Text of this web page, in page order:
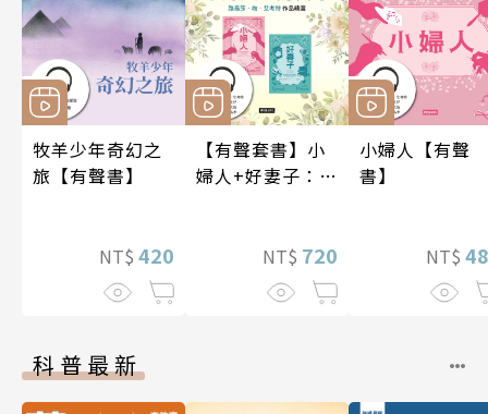
牧羊少年奇幻之
旅【有聲書】
NT$ 420
【有聲套書】小
婦人+好妻子：路
NT$ 720
小婦人【有聲
書】
NT$
科普最新